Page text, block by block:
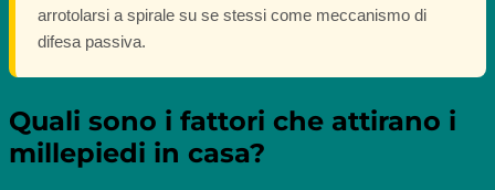
arrotolarsi a spirale su se stessi come meccanismo di
difesa passiva.
Quali sono i fattori che attirano i
millepiedi in casa?